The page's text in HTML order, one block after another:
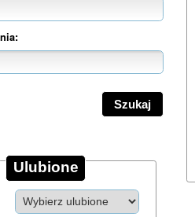
Ulubione